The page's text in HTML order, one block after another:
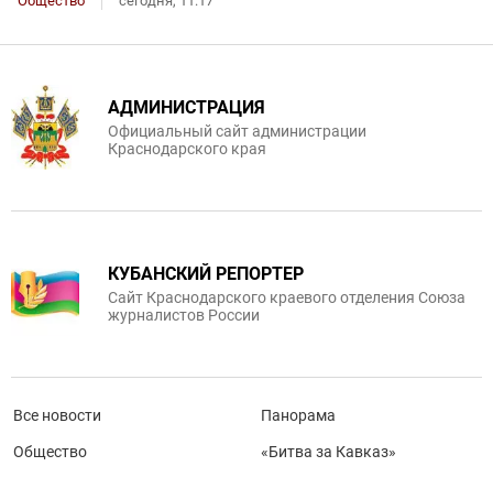
АДМИНИСТРАЦИЯ
Официальный сайт администрации
Краснодарского края
КУБАНСКИЙ РЕПОРТЕР
Сайт Краснодарского краевого отделения Союза
журналистов России
Все новости
Общество
Панорама
«Битва за Кавказ»